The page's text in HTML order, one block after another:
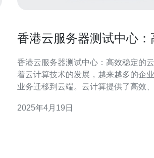
香港云服务器测试中心：
香港云服务器测试中心：高效稳定的云
着云计算技术的发展，越来越多的企
业务迁移到云端。云计算提供了高效
务的需求。然而，选择一个可靠的云服
2025年4月19日